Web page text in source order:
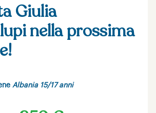
Giulia
nella prossima
Albania 15/17 anni